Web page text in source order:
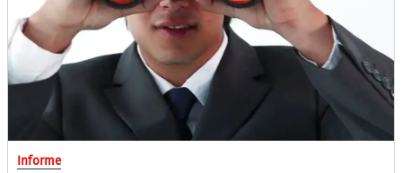
Informe